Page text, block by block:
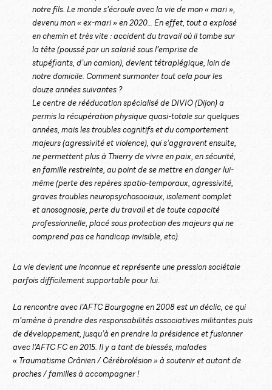
notre fils. Le monde s’écroule avec la vie de mon « mari »,
devenu mon « ex-mari » en 2020… En effet, tout a explosé
en chemin et très vite : accident du travail où il tombe sur
la tête (poussé par un salarié sous l’emprise de
stupéfiants, d’un camion), devient tétraplégique, loin de
notre domicile. Comment surmonter tout cela pour les
douze années suivantes ?
Le centre de rééducation spécialisé de DIVIO (Dijon) a
permis la récupération physique quasi-totale sur quelques
années, mais les troubles cognitifs et du comportement
majeurs (agressivité et violence), qui s’aggravent ensuite,
ne permettent plus à Thierry de vivre en paix, en sécurité,
en famille restreinte, au point de se mettre en danger lui-
même (perte des repères spatio-temporaux, agressivité,
graves troubles neuropsychosociaux, isolement complet
et anosognosie, perte du travail et de toute capacité
professionnelle, placé sous protection des majeurs qui ne
comprend pas ce handicap invisible, etc).
La vie devient une inconnue et représente une pression sociétale
parfois difficilement supportable pour lui.
La rencontre avec l’AFTC Bourgogne en 2008 est un déclic, ce qui
m’amène à prendre des responsabilités associatives militantes puis
de développement, jusqu’à en prendre la présidence et fusionner
avec l’AFTC FC en 2015. Il y a tant de blessés, malades
« Traumatisme Crânien / Cérébrolésion » à soutenir et autant de
proches / familles à accompagner !